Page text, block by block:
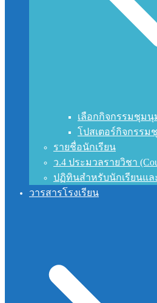
เลือกกิจกรรมชุมนุ
โปสเตอร์กิจกรรม
รายชื่อนักเรียน
ว.4 ประมวลรายวิชา
ปฏิทินสำหรับนักเรียนแล
วารสารโรงเรียน